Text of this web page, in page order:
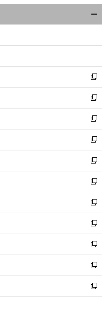
ウ
ィ
ン
ウ
開
く
新
し
い
ウ
ィ
ン
ド
ウ
で
開
く
新
し
い
ウ
ィ
ン
ド
ウ
で
開
く
新
し
い
ウ
ィ
ン
ド
ウ
で
開
く
新
し
い
ウ
ィ
ン
ド
ウ
で
開
く
新
し
い
ウ
ィ
ン
ド
ウ
で
開
く
新
し
い
ウ
ィ
ン
ド
ウ
で
開
く
新
し
い
ウ
ィ
ン
ド
ウ
で
開
新
し
い
ウ
ィ
ン
ド
ウ
新
し
い
ウ
ィ
ン
新
し
い
ウ
新
し